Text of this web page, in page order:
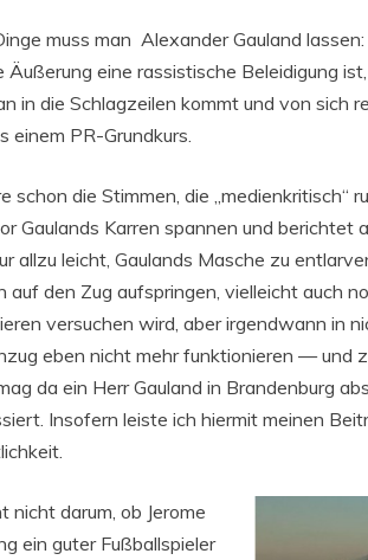
muss man Alexander Gauland
Äußerung eine rassistische Beleidigung
in die Schlagzeilen kommt und von sich
einem PR-Grundkurs.
schon die Stimmen, die „medienkritisch“
Gaulands Karren spannen und
allzu leicht, Gaulands Masche zu
auf den Zug aufspringen, vielleicht auch
versuchen wird, aber irgendwann in
eben nicht mehr funktionieren — und
da ein Herr Gauland in Brandenburg
Insofern leiste ich hiermit meinen
nicht darum, ob Jerome
ein guter Fußballspieler